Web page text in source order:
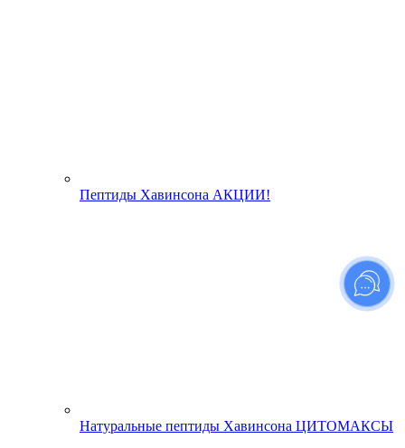
Пептиды Хавинсона АКЦИИ!
Натуральные пептиды Хавинсона ЦИТОМАКСЫ